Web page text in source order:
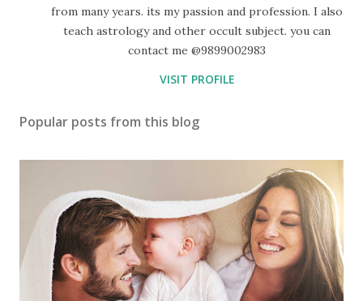
from many years. its my passion and profession. I also
teach astrology and other occult subject. you can
contact me @9899002983
VISIT PROFILE
Popular posts from this blog